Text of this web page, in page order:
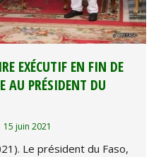
EXÉCUTIF EN FIN DE
AU PRÉSIDENT DU
15 juin 2021
Le président du Faso,